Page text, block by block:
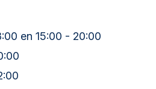
en 15:00 - 20:00